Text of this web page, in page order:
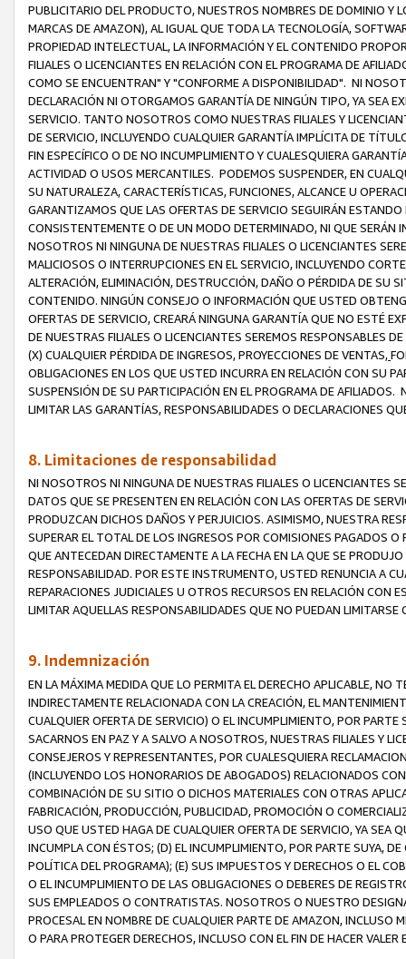
PUBLICITARIO DEL PRODUCTO, NUESTROS NOMBRES DE DOMINIO Y
MARCAS DE AMAZON), AL IGUAL QUE TODA LA TECNOLOGÍA,
PROPIEDAD INTELECTUAL, LA INFORMACIÓN Y EL CONTENIDO
FILIALES O LICENCIANTES EN RELACIÓN CON EL PROGRAMA DE
COMO SE ENCUENTRAN" Y "CONFORME A DISPONIBILIDAD". NI
DECLARACIÓN NI OTORGAMOS GARANTÍA DE NINGÚN TIPO, YA SEA
SERVICIO. TANTO NOSOTROS COMO NUESTRAS FILIALES Y
DE SERVICIO, INCLUYENDO CUALQUIER GARANTÍA IMPLÍCITA DE
FIN ESPECÍFICO O DE NO INCUMPLIMIENTO Y CUALESQUIERA
ACTIVIDAD O USOS MERCANTILES. PODEMOS SUSPENDER, EN
SU NATURALEZA, CARACTERÍSTICAS, FUNCIONES, ALCANCE U
GARANTIZAMOS QUE LAS OFERTAS DE SERVICIO SEGUIRÁN
CONSISTENTEMENTE O DE UN MODO DETERMINADO, NI QUE SERÁN
NOSOTROS NI NINGUNA DE NUESTRAS FILIALES O LICENCIANTES
MALICIOSOS O INTERRUPCIONES EN EL SERVICIO, INCLUYENDO
ALTERACIÓN, ELIMINACIÓN, DESTRUCCIÓN, DAÑO O PÉRDIDA DE SU
CONTENIDO. NINGÚN CONSEJO O INFORMACIÓN QUE USTED
OFERTAS DE SERVICIO, CREARÁ NINGUNA GARANTÍA QUE NO ESTÉ
DE NUESTRAS FILIALES O LICENCIANTES SEREMOS RESPONSABLES
(X) CUALQUIER PÉRDIDA DE INGRESOS, PROYECCIONES DE VENTAS,
OBLIGACIONES EN LOS QUE USTED INCURRA EN RELACIÓN CON SU
SUSPENSIÓN DE SU PARTICIPACIÓN EN EL PROGRAMA DE
LIMITAR LAS GARANTÍAS, RESPONSABILIDADES O DECLARACIONES
8. Limitaciones de responsabilidad
NI NOSOTROS NI NINGUNA DE NUESTRAS FILIALES O LICENCIANTES
DATOS QUE SE PRESENTEN EN RELACIÓN CON LAS OFERTAS DE
PRODUZCAN DICHOS DAÑOS Y PERJUICIOS. ASIMISMO, NUESTRA
SUPERAR EL TOTAL DE LOS INGRESOS POR COMISIONES PAGADOS
QUE ANTECEDAN DIRECTAMENTE A LA FECHA EN LA QUE SE
RESPONSABILIDAD. POR ESTE INSTRUMENTO, USTED RENUNCIA A
REPARACIONES JUDICIALES U OTROS RECURSOS EN RELACIÓN CON
LIMITAR AQUELLAS RESPONSABILIDADES QUE NO PUEDAN LIMITARSE
9. Indemnización
EN LA MÁXIMA MEDIDA QUE LO PERMITA EL DERECHO APLICABLE,
INDIRECTAMENTE RELACIONADA CON LA CREACIÓN, EL
CUALQUIER OFERTA DE SERVICIO) O EL INCUMPLIMIENTO, POR
SACARNOS EN PAZ Y A SALVO A NOSOTROS, NUESTRAS FILIALES Y
CONSEJEROS Y REPRESENTANTES, POR CUALESQUIERA
(INCLUYENDO LOS HONORARIOS DE ABOGADOS) RELACIONADOS
COMBINACIÓN DE SU SITIO O DICHOS MATERIALES CON OTRAS
FABRICACIÓN, PRODUCCIÓN, PUBLICIDAD, PROMOCIÓN O
USO QUE USTED HAGA DE CUALQUIER OFERTA DE SERVICIO, YA SEA
INCUMPLA CON ÉSTOS; (D) EL INCUMPLIMIENTO, POR PARTE SUYA,
POLÍTICA DEL PROGRAMA); (E) SUS IMPUESTOS Y DERECHOS O EL
O EL INCUMPLIMIENTO DE LAS OBLIGACIONES O DEBERES DE
SUS EMPLEADOS O CONTRATISTAS. NOSOTROS O NUESTRO
PROCESAL EN NOMBRE DE CUALQUIER PARTE DE AMAZON, INCLUSO
O PARA PROTEGER DERECHOS, INCLUSO CON EL FIN DE HACER VALER